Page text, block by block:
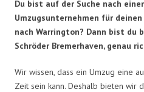
Du bist auf der Suche nach
Umzugsunternehmen für deinen
nach Warrington? Dann bist du
Schröder Bremerhaven, genau
Wir wissen, dass ein Umzug eine
Zeit sein kann. Deshalb bieten wir